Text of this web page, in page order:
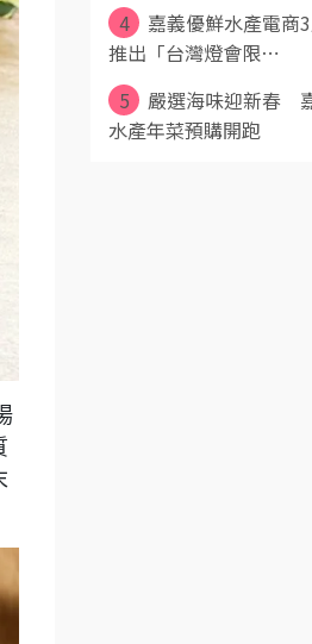
4
嘉義優鮮水產電商
推出「台灣燈會限⋯
5
嚴選海味迎新春
水產年菜預購開跑